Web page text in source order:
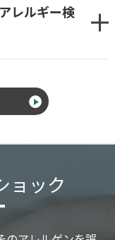
レルギー検
ョック